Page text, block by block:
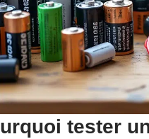
tester